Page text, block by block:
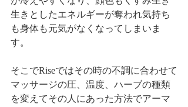
生きとしたエネルギーが奪われ気持ち
も身体も元気がなくなってしまいま
す。
そこでRiseではその時の不調に合わせて
マッサージの圧、温度、ハーブの種類
を変えてその人にあった方法でアーマ